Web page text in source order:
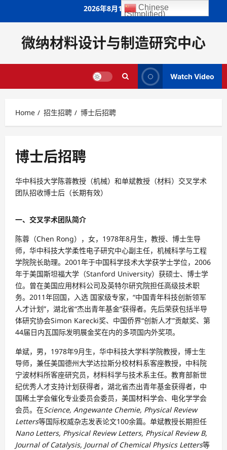
2026年8月11日
微纳材料设计与制造研究中心
Watch Video
Home 招生招聘 博士后招聘
博士后招聘
华中科技大学陈蓉教授（机械）和单斌教授（材料）交叉学术
团队招收博士后（长期有效）
一、交叉学术团队简介
陈蓉（Chen Rong），女，1978年8月生，教授、博士生导
师，华中科技大学柔性电子研究中心副主任，机械科学与工程
学院院长助理。2001年于中国科学技术大学获学士学位，2006
年于美国斯坦福大学（Stanford University）获硕士、博士学
位。曾在美国应用材料公司及英特尔研究院担任高级技术职
务。2011年回国，入选 国家级专家，“中国青年科技创新领军
人才计划”，湖北省“杰出青年基金”获得者。先后荣获包括半导
体研究协会Simon Karecki奖、中国侨界“创新人才”贡献奖、第
44届日内瓦国际发明展金奖在内的多项国内外奖项。
单斌，男，1978年9月生，华中科技大学料学院教授，博士生
导师，兼任美国德州大学达拉斯分校材料系客座教授，中科院
宁波材料所客座研究员，材料科学与技术系主任。教育部新世
纪优秀人才支持计划获得者，湖北省杰出青年基金获得者，中
国稀土学会催化专业委员会委员，美国材料学会、电化学学会
会员。在Science, Angewante Chemie, Physical Review
Letters等国际权威杂志发表论文100余篇。单斌教授长期担任
Nano Letters, Physical Review Letters, Physical Review B,
Journal of Catalysis, Journal of Chemical Physics Letters等
Chinese
(Simplified)